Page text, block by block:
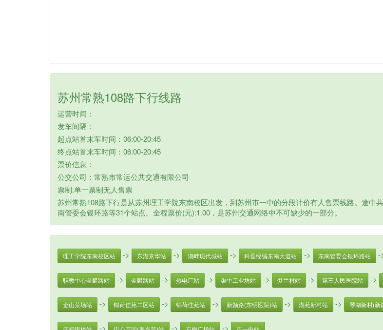
苏州常熟108路下行线路
运营时间：
发车间隔：
起点站首末车时间：06:00-20:45
终点站首末车时间：06:00-20:45
票价信息：
公交公司：常熟市常运公共交通有限公司
票制:单一票制无人售票
苏州常熟108路下行是从苏州理工学院东南校区出发，到苏州市一中的分段计价有人售票线路。途
南管委会银环路等31个站点。全程票价(元):1.00，是苏州交通网络中不可缺少的一部分。
理工学院东南校区站 -> 东湖京华站 -> 湖畔现代城站 -> 科磊经编东南大道站 -> 东南管委会银环路站 -
职教中心金麟路站 -> 金麟路站 -> 热电厂站 -> 渠中工业坊站 -> 梦兰村站 -> 第三人民医院站 ->
金山菜场站 -> 锦荷佳苑二区站 -> 锦荷佳苑站 -> 新颜路(东明医院)站 -> 湖苑新村站 -> 琴湖新村(新
-> -> ->